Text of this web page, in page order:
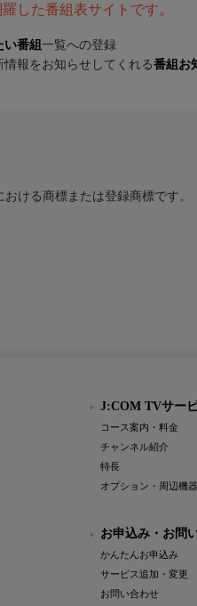
した番組表サイトです。
い番組一覧への登録
報をお知らせしてくれる番組お
ける商標または登録商標です。
J:COM TVサー
コース案内・料金
チャンネル紹介
特長
オプション・周辺機器
お申込み・お問
かんたんお申込み
サービス追加・変更
お問い合わせ